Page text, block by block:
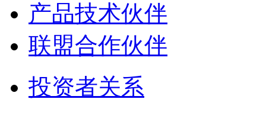
产品技术伙伴
联盟合作伙伴
投资者关系